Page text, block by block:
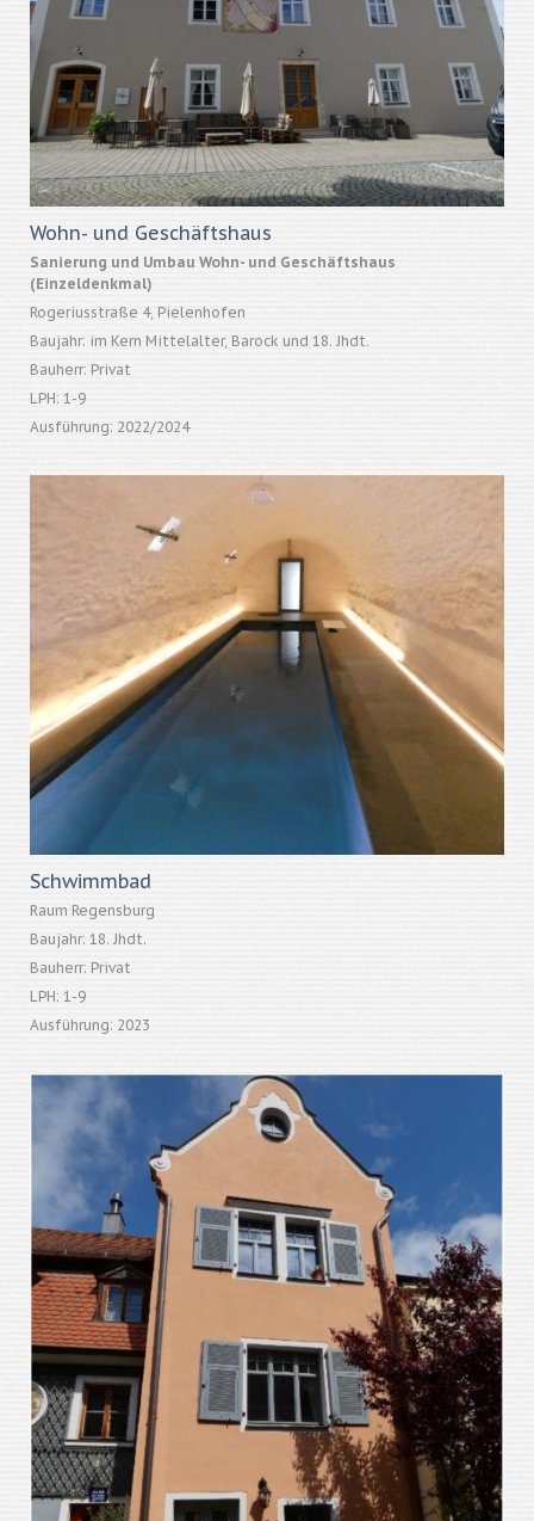
Wohn- und Geschäftshaus
Sanierung und Umbau Wohn- und Geschäftshaus
(Einzeldenkmal)
Rogeriusstraße 4, Pielenhofen
Baujahr: im Kern Mittelalter, Barock und 18. Jhdt.
Bauherr: Privat
LPH: 1-9
Ausführung: 2022/2024
Schwimmbad
Raum Regensburg
Baujahr: 18. Jhdt.
Bauherr: Privat
LPH: 1-9
Ausführung: 2023